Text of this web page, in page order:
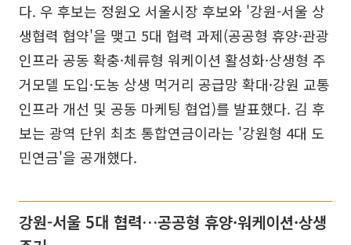
다. 우 후보는 정원오 서울시장 후보와 '강원-서울 상
생협력 협약'을 맺고 5대 협력 과제(공공형 휴양·관광
인프라 공동 확충·체류형 워케이션 활성화·상생형 주
거모델 도입·도농 상생 먹거리 공급망 확대·강원 교통
인프라 개선 및 공동 마케팅 협업)를 발표했다. 김 후
보는 광역 단위 최초 통합연금이라는 '강원형 4대 도
민연금'을 공개했다.
강원-서울 5대 협력…공공형 휴양·워케이션·상생